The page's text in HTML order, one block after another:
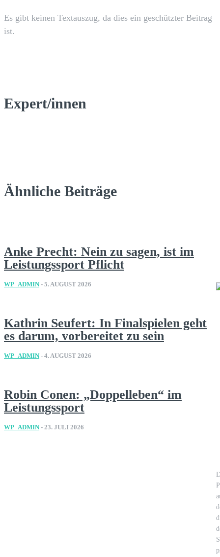
Es gibt keinen Textauszug, da dies ein geschützter Beitrag
ist.
Expert/innen
Ähnliche Beiträge
Anke Precht: Nein zu sagen, ist im
Leistungssport Pflicht
WP_ADMIN - 5. AUGUST 2026
Kathrin Seufert: In Finalspielen geht
es darum, vorbereitet zu sein
WP_ADMIN - 4. AUGUST 2026
Robin Conen: „Doppelleben“ im
Leistungssport
WP_ADMIN - 23. JULI 2026